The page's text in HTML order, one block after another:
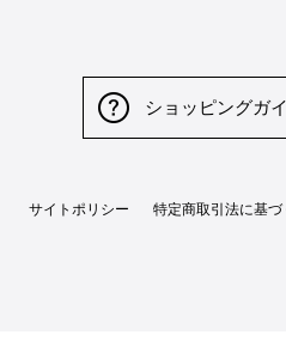
ショッピングガ
サイトポリシー 特定商取引法に基づ